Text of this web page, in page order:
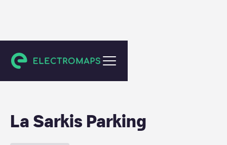
Chișinău
La Sarkis Parking